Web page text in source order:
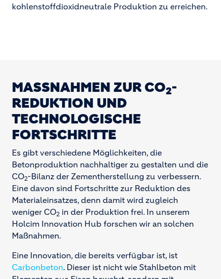
kohlenstoffdioxidneutrale Produktion zu erreichen.
MASSNAHMEN ZUR CO 2-
REDUKTION UND
TECHNOLOGISCHE
FORTSCHRITTE
Es gibt verschiedene Möglichkeiten, die
Betonproduktion nachhaltiger zu gestalten und die
CO2-Bilanz der Zementherstellung zu verbessern.
Eine davon sind Fortschritte zur Reduktion des
Materialeinsatzes, denn damit wird zugleich
weniger CO2 in der Produktion frei. In unserem
Holcim Innovation Hub forschen wir an solchen
Maßnahmen.
Eine Innovation, die bereits verfügbar ist, ist
Carbonbeton. Dieser ist nicht wie Stahlbeton mit